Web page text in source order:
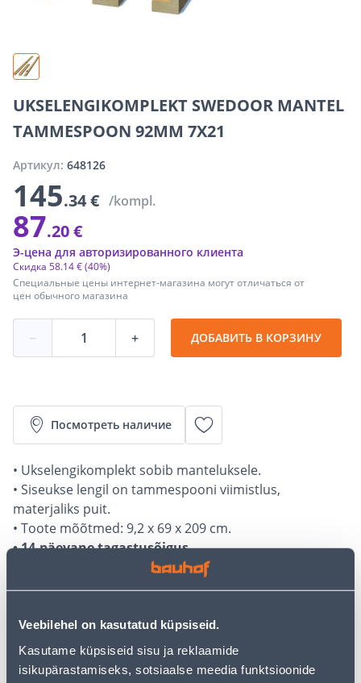
Veebilehel on kasutatud küpsiseid.
Kasutame küpsiseid sisu ja reklaamide
isikupärastamiseks, sotsiaalse meedia funktsioonide
UKSELENGIKOMPLEKT SWEDOOR MANTEL
TAMMESPOON 92MM 7X21
Артикул: 648126
145.34 € /kompl.
87.20 €
Специальные цены интернет-магазина могут отличаться от
цен обычного магазина
Скидка 58.14 €(40%)
Э-цена для авторизированного клиента
− + ДОБАВИТЬ В КОРЗИНУ
Посмотреть наличие
• Ukselengikomplekt sobib manteluksele.
• Siseukse lengil on tammespooni viimistlus,
materjaliks puit.
• Toote mõõtmed: 9,2 x 69 x 209 cm.
• 14-päevane tagastusõigus.
Калькулятор рассрочки
Депозит